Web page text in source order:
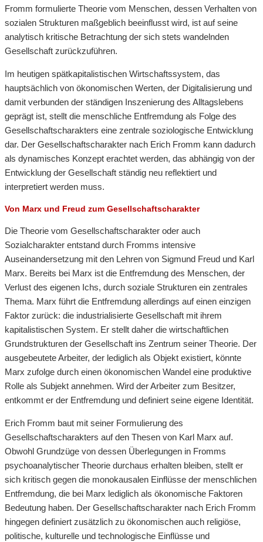
Fromm formulierte Theorie vom Menschen, dessen Verhalten von
sozialen Strukturen maßgeblich beeinflusst wird, ist auf seine
analytisch kritische Betrachtung der sich stets wandelnden
Gesellschaft zurückzuführen.
Im heutigen spätkapitalistischen Wirtschaftssystem, das
hauptsächlich von ökonomischen Werten, der Digitalisierung und
damit verbunden der ständigen Inszenierung des Alltagslebens
geprägt ist, stellt die menschliche Entfremdung als Folge des
Gesellschaftscharakters eine zentrale soziologische Entwicklung
dar. Der Gesellschaftscharakter nach Erich Fromm kann dadurch
als dynamisches Konzept erachtet werden, das abhängig von der
Entwicklung der Gesellschaft ständig neu reflektiert und
interpretiert werden muss.
Von Marx und Freud zum Gesellschaftscharakter
Die Theorie vom Gesellschaftscharakter oder auch
Sozialcharakter entstand durch Fromms intensive
Auseinandersetzung mit den Lehren von Sigmund Freud und Karl
Marx. Bereits bei Marx ist die Entfremdung des Menschen, der
Verlust des eigenen Ichs, durch soziale Strukturen ein zentrales
Thema. Marx führt die Entfremdung allerdings auf einen einzigen
Faktor zurück: die industrialisierte Gesellschaft mit ihrem
kapitalistischen System. Er stellt daher die wirtschaftlichen
Grundstrukturen der Gesellschaft ins Zentrum seiner Theorie. Der
ausgebeutete Arbeiter, der lediglich als Objekt existiert, könnte
Marx zufolge durch einen ökonomischen Wandel eine produktive
Rolle als Subjekt annehmen. Wird der Arbeiter zum Besitzer,
entkommt er der Entfremdung und definiert seine eigene Identität.
Erich Fromm baut mit seiner Formulierung des
Gesellschaftscharakters auf den Thesen von Karl Marx auf.
Obwohl Grundzüge von dessen Überlegungen in Fromms
psychoanalytischer Theorie durchaus erhalten bleiben, stellt er
sich kritisch gegen die monokausalen Einflüsse der menschlichen
Entfremdung, die bei Marx lediglich als ökonomische Faktoren
Bedeutung haben. Der Gesellschaftscharakter nach Erich Fromm
hingegen definiert zusätzlich zu ökonomischen auch religiöse,
politische, kulturelle und technologische Einflüsse und